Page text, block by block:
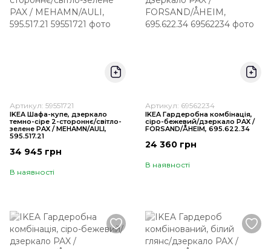
Артикул: 59551721
IKEA Шафа-купе, дзеркало
темно-сіре 2-стороннє/світло-
зелене PAX / MEHAMN/AULI,
595.517.21
34 945 грн
В наявності
Артикул: 69562234
IKEA Гардеробна комбінація,
сіро-бежевий/дзеркало PAX /
FORSAND/ÅHEIM, 695.622.34
24 360 грн
В наявності